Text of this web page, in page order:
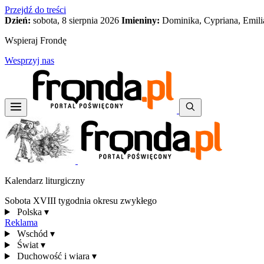
Przejdź do treści
Dzień: sobota, 8 sierpnia 2026 Imieniny: Dominika, Cypriana,
Wspieraj Frondę
Wesprzyj nas
Kalendarz liturgiczny
Sobota XVIII tygodnia okresu zwykłego
Polska ▾
Reklama
Wschód ▾
Świat ▾
Duchowość i wiara ▾